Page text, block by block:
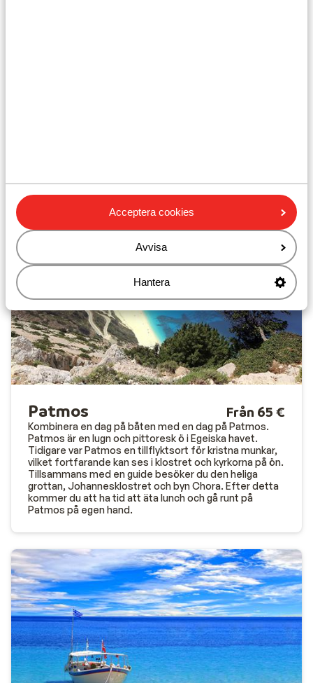
Acceptera cookies
Avvisa
Hantera
Patmos Från 65 €
Kombinera en dag på båten med en dag på Patmos.
Patmos är en lugn och pittoresk ö i Egeiska havet.
Tidigare var Patmos en tillflyktsort för kristna munkar,
vilket fortfarande kan ses i klostret och kyrkorna på ön.
Tillsammans med en guide besöker du den heliga
grottan, Johannesklostret och byn Chora. Efter detta
kommer du att ha tid att äta lunch och gå runt på
Patmos på egen hand.